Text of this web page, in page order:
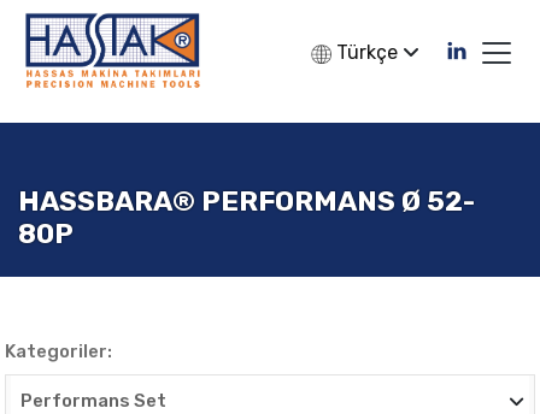
Türkçe
HASSBARA® PERFORMANS Ø 52-
80P
Kategoriler: